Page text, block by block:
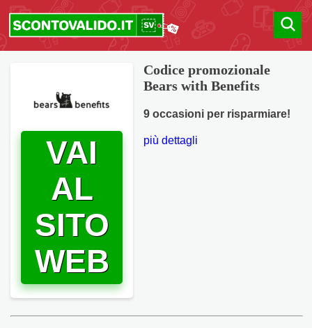
VAI
AL
SITO
WEB
Codice promozionale
Bears with Benefits
9 occasioni per risparmiare!
più dettagli